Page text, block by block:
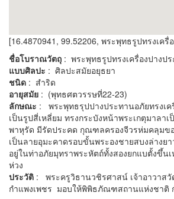
[16.4870941, 99.52206, พระพุทธรูปทรงเครื่
ชื่อโบราณวัตถุ : พระพุทธรูปทรงเครื่องปางป
แบบศิลปะ : ศิลปะสมัยอยุธยา
ชนิด : สำริด
อายุสมัย : (พุทธศตวรรษที่22-23)
ลักษณะ : พระพุทธรุปปางประทานอภัยทรงเ
เป็นรูปสี่เหลี่ยม ทรงกระบังหน้าพระเกตุมาลา
พาหุรัด มีรัดประคด กุณฑลครองจีวรห่มคลุมข
เป็นลายอุมะคาดรอบขั้นพระองชายสบงล่างย
อยู่ในท่าอภัยมุทราพระหัตถ์ทั้งสองยกแบตั้งขึ้น
ห่วง
ประวัติ : พระครูวิธานวชิรศาสน์ เจ้าอาวาสวั
กำแพงเพชร มอบให้พิพิธภัณฑสถานแห่งชาติ